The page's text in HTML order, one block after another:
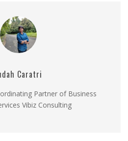
Caratri
Partner of Business
Vibiz Consulting